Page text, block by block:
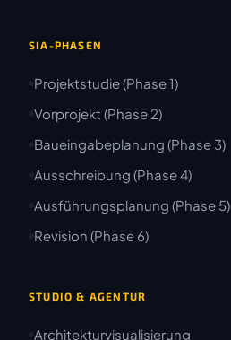
SIA-PHASEN
Projektstudie (Phase 1)
Vorprojekt (Phase 2)
Baueingabeplanung (Phase 3)
Ausschreibung (Phase 4)
Ausführungsplanung (Phase 5)
Revision (Phase 6)
STUDIO & AGENTUR
Architekturvisualisierung